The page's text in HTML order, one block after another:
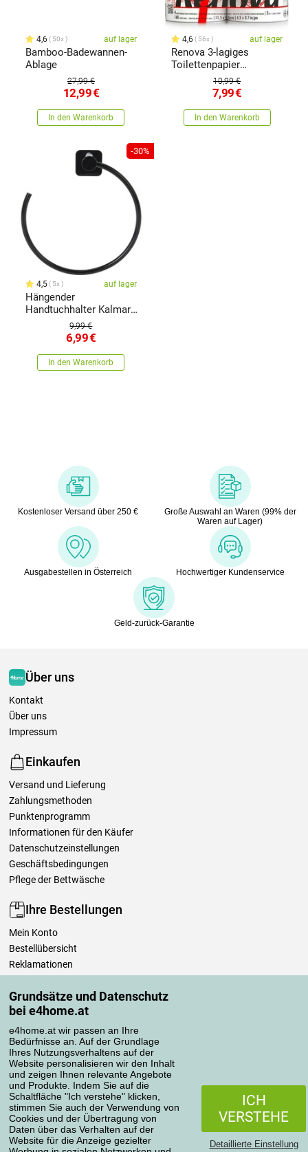
Grundsätze und Datenschutz
bei e4home.at
e4home.at wir passen an Ihre
Bedürfnisse an. Auf der Grundlage
Ihres Nutzungsverhaltens auf der
Website personalisieren wir den Inhalt
und zeigen Ihnen relevante Angebote
und Produkte. Indem Sie auf die
Schaltfläche "Ich verstehe" klicken,
stimmen Sie auch der Verwendung von
Cookies und der Übertragung von
Daten über das Verhalten auf der
Website für die Anzeige gezielter
ICH
VERSTEHE
Detaillierte Einstellung
4,6 50x auf lager
Bamboo-Badewannen-
Ablage
27,99 €
12,99€
In den Warenkorb
4,6 56x auf lager
Renova 3-lagiges
Toilettenpapier
Weihnachtsedition, 4 St
10,99 €
7,99€
In den Warenkorb
-30%
4,5 5x auf lager
Hängender
Handtuchhalter Kalmar,
9,99 €
6,99€
In den Warenkorb
Kostenloser Versand über 250 €
Große Auswahl an Waren (99% der
Waren auf Lager)
Ausgabestellen in Österreich Hochwertiger Kundenservice
Geld-zurück-Garantie
Über uns
Kontakt
Über uns
Impressum
Einkaufen
Versand und Lieferung
Zahlungsmethoden
Punktenprogramm
Informationen für den Käufer
Datenschutzeinstellungen
Geschäftsbedingungen
Pflege der Bettwäsche
Ihre Bestellungen
Mein Konto
Bestellübersicht
Reklamationen
Einfach mehr wissen
Richtlinien zur Verarbeitung von Bewertungen
Transportarten
Zahlungsmethoden